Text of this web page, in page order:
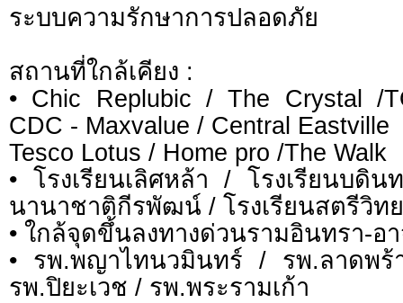
ระบบความรักษาการปลอดภัย
สถานที่ใกล้เคียง :
• Chic Replubic / The Crystal /
CDC - Maxvalue / Central Eastville
Tesco Lotus / Home pro /The Walk
• โรงเรียนเลิศหล้า / โรงเรียนบดิน
นานาชาติกีรพัฒน์ / โรงเรียนสตรีวิท
• ใกล้จุดขึ้นลงทางด่วนรามอินทรา-อ
• รพ.พญาไทนวมินทร์ / รพ.ลาดพ
รพ.ปิยะเวช / รพ.พระรามเก้า